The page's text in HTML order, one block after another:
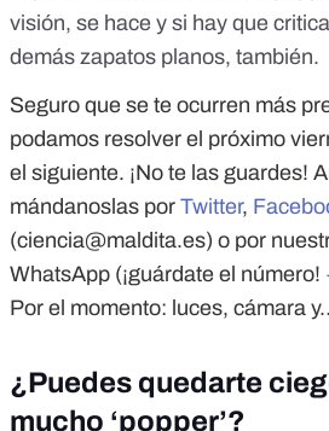
visión, se hace y si hay que
demás zapatos planos, también.
Seguro que se te ocurren más
podamos resolver el próximo
el siguiente. ¡No te las guardes!
mándanoslas por Twitter,
(ciencia@maldita.es) o por
WhatsApp (¡guárdate el número!
Por el momento: luces, cámara
¿Puedes quedarte
mucho ‘popper’?